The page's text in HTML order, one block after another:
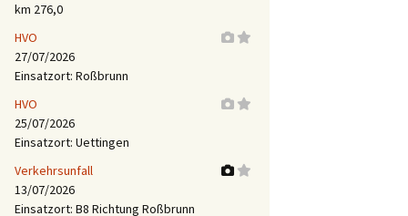
km 276,0
HVO
27/07/2026
Einsatzort: Roßbrunn
HVO
25/07/2026
Einsatzort: Uettingen
Verkehrsunfall
13/07/2026
Einsatzort: B8 Richtung Roßbrunn